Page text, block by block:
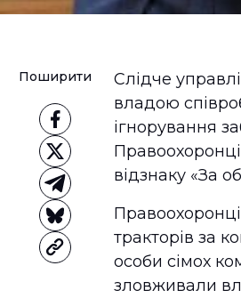
Поширити
Слідче
владою
ігнорування
відзнаку «За
тракторів за
особи сімох
зловживали